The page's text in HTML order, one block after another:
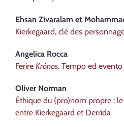
Ehsan Zivaralam et
Kierkegaard, clé des
Angelica Rocca
Ferire Krónos. Tempo ed
Oliver Norman
Éthique du (pro)nom propre :
entre Kierkegaard et Derrida